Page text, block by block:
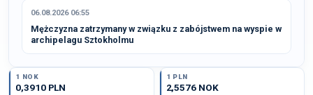
06.08.2026 06:55
Mężczyzna zatrzymany w związku z zabójstwem na wyspie w
archipelagu Sztokholmu
1 NOK
0,3910 PLN
1 PLN
2,5576 NOK